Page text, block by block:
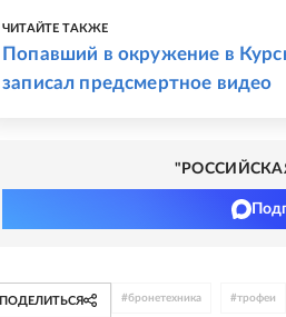
ЧИТАЙТЕ ТАКЖЕ
Попавший в окружение в
записал предсмертное видео
ПОДЕЛИТЬСЯ #бронетехника #трофеи